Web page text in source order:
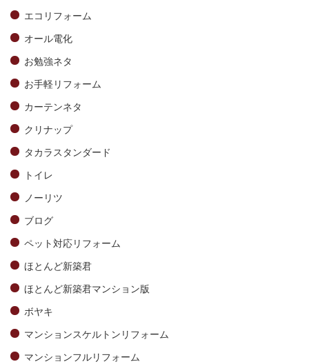
エコリフォーム
オール電化
お勉強ネタ
お手軽リフォーム
カーテンネタ
クリナップ
タカラスタンダード
トイレ
ノーリツ
ブログ
ペット対応リフォーム
ほとんど新築君
ほとんど新築君マンション版
ボヤキ
マンションスケルトンリフォーム
マンションフルリフォーム